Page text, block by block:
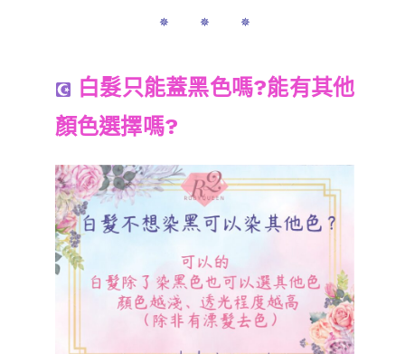
✵ ✵ ✵
白髮只能蓋黑色嗎?能有其他
顏色選擇嗎?